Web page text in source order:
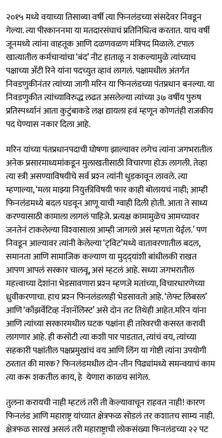
२०१५ मध्ये वयाच्या तिसाव्या वर्षी त्या फिनलंडच्या संसदेवर निवडून
गेल्या. त्या पीरकाननमा या मतदारसंघाचं प्रतिनिधित्व करतात. याच वर्षी
जूनमध्ये त्यांना वाहतूक आणि दळणवळण मंत्रिपद मिळाले. टपाल
खात्यातील कर्मचाऱ्यांचा ‘बंद’ नीट हाताळू न शकल्यामुळे त्यांच्याच
पक्षाच्या अँटी रिने यांना पदच्युत व्हावं लागलं. पक्षामधील अंतर्गत
निवडणुकीनंतर त्यांच्या जागी मरिन या फिनलंडच्या पंतप्रधान बनल्या. या
निवडणुकीत त्यांच्याविरुद्ध लढत असलेल्या त्यांच्या ३७ वर्षीय पुरुष
प्रतिस्पर्ध्यानं आता कुटुंबाकडे लक्ष द्यायला हवं म्हणून कोणतंही राजकीय
पद घेण्यास नकार दिला आहे.
मरिन यांच्या पंतप्रधानपदाची घोषणा झाल्यावर लगेच त्यांना जगभरातील
अनेक प्रसारमाध्यमांकडून मुलाखतीसाठी विचारणा होऊ लागली. तेव्हा
त्या स्त्री असण्याविषयीचे सर्व प्रश्‍न त्यांनी धुडकावून लावले. त्या
म्हणाल्या, ‘मला माझ्या नियुक्तीविषयी फार काही बोलायचं नाही; आम्ही
फिनलंडमध्ये बदल घडवून आणू याची ग्वाही दिली होती. आता ते साध्य
करण्यासाठी कामाला लागलं पाहिजे. प्रत्यक्ष कामामुळेच आमच्यावर
जनतेनं टाकलेल्या विश्‍वासाला आम्ही जागलो असं म्हणता येईल.’ पण
निवडून आल्यावर त्यांनी केलेल्या ‘ट्‌विट’मध्ये वातावरणातील बदल,
समानता आणि सामाजिक कल्याण या मुद्‌द्‌यांशी बांधीलकी राखत
आपण आपलं सरकार चालवू, असं म्हटलं आहे. सध्या जगभरातील
महत्त्वाच्या देशांना भेडसावणारा प्रश्‍न म्हणजे मतांच्या, विचारधारणेच्या
ध्रुवीकरणाचा. हाच प्रश्‍न फिनलंडलाही भेडसावतो आहे. ‘लेफ्ट लिबरल’
आणि ‘काँझर्वेटिव्ह नॅशनॅलिस्ट’ असे दोन तट तिथेही आहेत.मरिन यांना
आणि त्यांच्या सरकारमधील घटक पक्षांना ही तारेवरची कसरत करावी
लागणार आहे. ही कसोटी त्या कशी पार पाडतात, त्यांचं वय, त्यांच्या
सहकारी पक्षांतील पक्षप्रमुखांचं वय आणि लिंग या गोष्टी त्यांना उपयोगी
ठरतात की मारक? फिनलंडमधील दोन-तीन पिढ्यांमध्ये समन्वयाचं काम
त्या करू शकतील काय, हे येणारा काळच सांगेल.
तुलना करायची नाही म्हटलं तरी ती केल्यावाचून राहवत नाही! कारण
फिनलंड आणि महाराष्ट्र यांच्यात क्षेत्रफळ सोडलं तर कशातच साम्य नाही.
क्षेत्रफळ सारखं असलं तरी महाराष्ट्राची लोकसंख्या फिनलंडच्या २२ पट